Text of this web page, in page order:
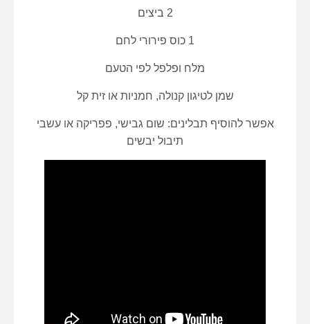
2 ביצים
1 כוס פירורי לחם
מלח ופלפל לפי הטעם
שמן לטיגון קנולה, חמניות או זית קל
אפשר להוסיף תבלינים: שום גבישי, פפריקה או עשבי
תיבול יבשים